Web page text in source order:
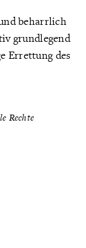
beharrlich
grundlegend
Errettung des
Rechte